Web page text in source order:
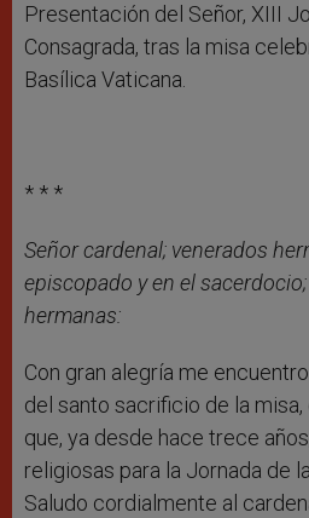
Presentación del Señor, XIII
Consagrada, tras la misa
Basílica Vaticana.
* * *
Señor cardenal; venerados
episcopado y en el
hermanas:
Con gran alegría me
del santo sacrificio de la
que, ya desde hace trece
religiosas para la Jornada de
Saludo cordialmente al